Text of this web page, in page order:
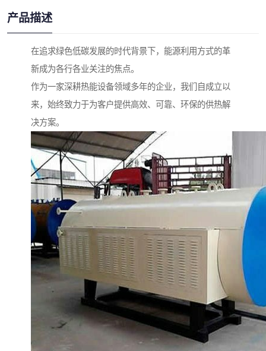
产品描述
在追求绿色低碳发展的时代背景下，能源利用方式的革
新成为各行各业关注的焦点。
作为一家深耕热能设备领域多年的企业，我们自成立以
来，始终致力于为客户提供高效、可靠、环保的供热解
决方案。